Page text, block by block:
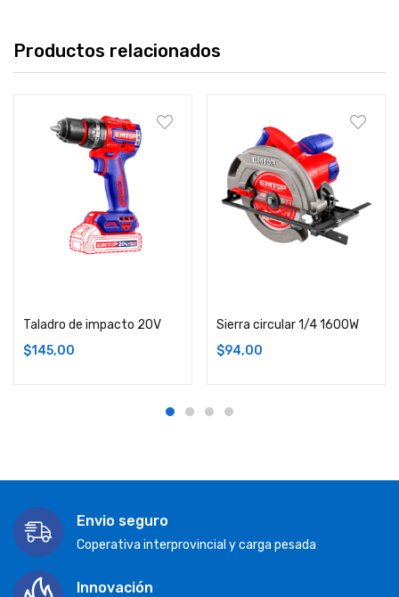
Productos relacionados
Taladro de impacto 20V
$145,00
Sierra circular 1/4 1600W
$94,00
Envio seguro
Coperativa interprovincial y carga pesada
Innovación